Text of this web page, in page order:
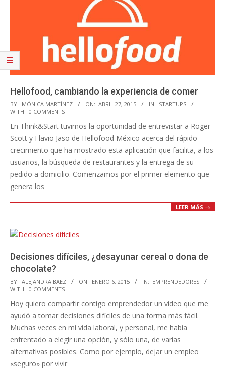
Hellofood, cambiando la experiencia de comer
2015-
04-
27
BY: MÓNICA MARTÍNEZ ON: ABRIL 27, 2015 IN: STARTUPS
WITH: 0 COMMENTS
En Think&Start tuvimos la oportunidad de entrevistar a Roger
Scott y Flavio Jaso de Hellofood México acerca del rápido
crecimiento que ha mostrado esta aplicación que facilita, a los
usuarios, la búsqueda de restaurantes y la entrega de su
pedido a domicilio. Comenzamos por el primer elemento que
genera los
LEER MÁS →
Decisiones difíciles, ¿desayunar cereal o dona de
chocolate?
2015-
01-
06
BY: ALEJANDRA BAEZ ON: ENERO 6, 2015 IN: EMPRENDEDORES
WITH: 0 COMMENTS
Hoy quiero compartir contigo emprendedor un vídeo que me
ayudó a tomar decisiones difíciles de una forma más fácil.
Muchas veces en mi vida laboral, y personal, me había
enfrentado a elegir una opción, y sólo una, de varias
alternativas posibles. Como por ejemplo, dejar un empleo
«seguro» por vivir